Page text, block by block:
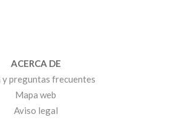
ACERCA DE
y preguntas frecuentes
Mapa web
Aviso legal